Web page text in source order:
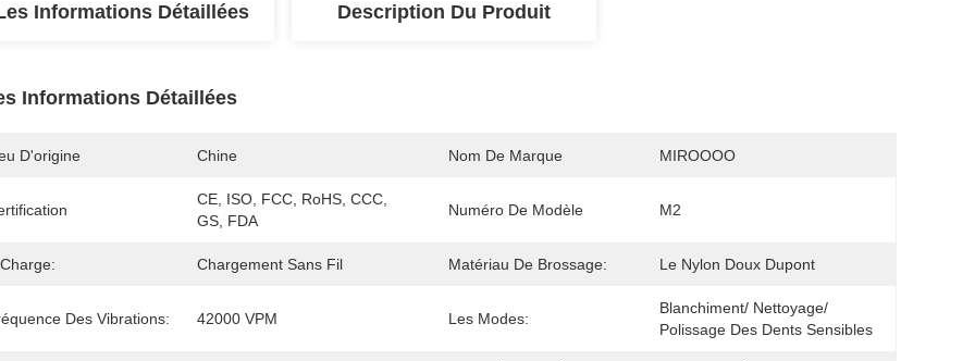
Informations Détaillées Description Du Produit
Informations Détaillées
D'origine Chine Nom De Marque MIROOOO
CE, ISO, FCC, RoHS, CCC,
GS, FDA
Numéro De Modèle M2
Chargement Sans Fil Matériau De Brossage: Le Nylon Doux Dupont
Des Vibrations: 42000 VPM Les Modes:
Blanchiment/ Nettoyage/
Polissage Des Dents Sensibles